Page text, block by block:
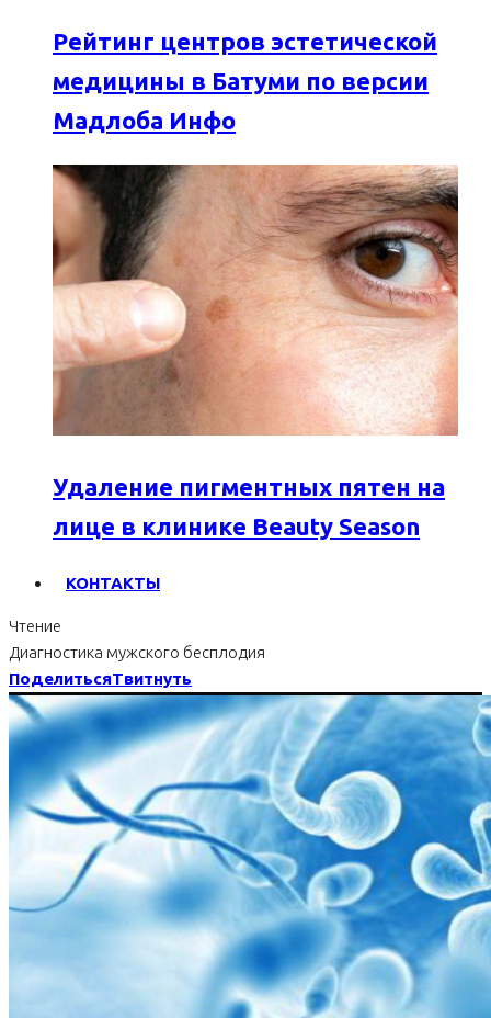
Рейтинг центров эстетической
медицины в Батуми по версии
Мадлоба Инфо
Удаление пигментных пятен на
лице в клинике Beauty Season
КОНТАКТЫ
Чтение
Диагностика мужского бесплодия
ПоделитьсяТвитнуть